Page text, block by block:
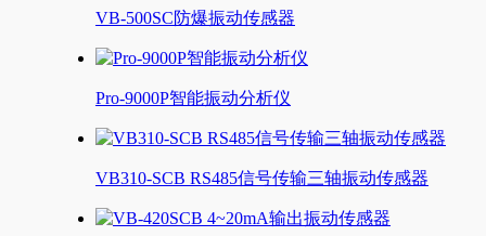
VB-500SC防爆振动传感器
Pro-9000P智能振动分析仪
VB310-SCB RS485信号传输三轴振动传感器